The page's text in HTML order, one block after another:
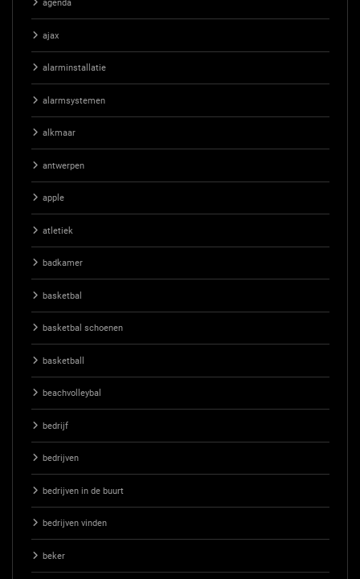
agenda
ajax
alarminstallatie
alarmsystemen
alkmaar
antwerpen
apple
atletiek
badkamer
basketbal
basketbal schoenen
basketball
beachvolleybal
bedrijf
bedrijven
bedrijven in de buurt
bedrijven vinden
beker